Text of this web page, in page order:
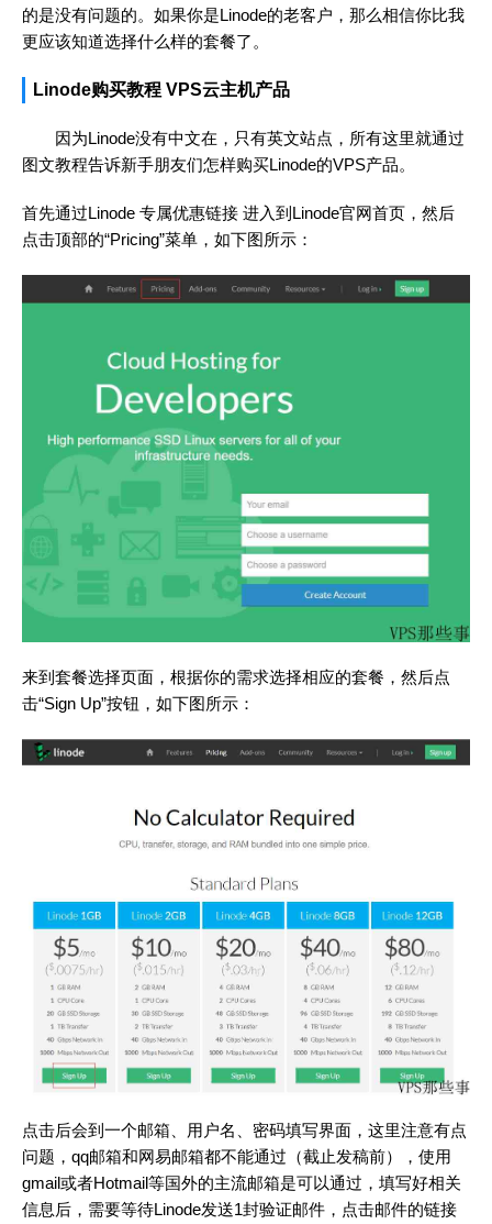
的是没有问题的。如果你是Linode的老客户，那么相信你比我
更应该知道选择什么样的套餐了。
Linode购买教程 VPS云主机产品
因为Linode没有中文在，只有英文站点，所有这里就通过
图文教程告诉新手朋友们怎样购买Linode的VPS产品。
首先通过Linode 专属优惠链接 进入到Linode官网首页，然后
点击顶部的“Pricing”菜单，如下图所示：
来到套餐选择页面，根据你的需求选择相应的套餐，然后点
击“Sign Up”按钮，如下图所示：
点击后会到一个邮箱、用户名、密码填写界面，这里注意有点
问题，qq邮箱和网易邮箱都不能通过（截止发稿前），使用
gmail或者Hotmail等国外的主流邮箱是可以通过，填写好相关
信息后，需要等待Linode发送1封验证邮件，点击邮件的链接